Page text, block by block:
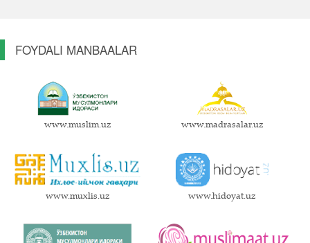
FOYDALI MANBAALAR
www.muslim.uz www.madrasalar.uz
www.muxlis.uz www.hidoyat.uz